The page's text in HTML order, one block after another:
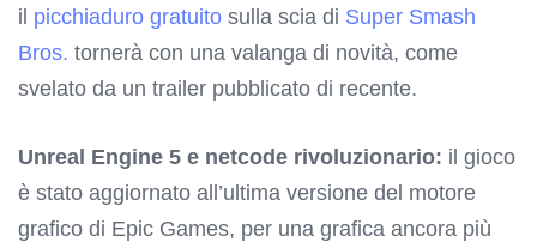
il picchiaduro gratuito sulla scia di Super Smash
Bros. tornerà con una valanga di novità, come
svelato da un trailer pubblicato di recente.
Unreal Engine 5 e netcode rivoluzionario: il gioco
è stato aggiornato all’ultima versione del motore
grafico di Epic Games, per una grafica ancora più